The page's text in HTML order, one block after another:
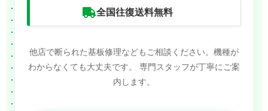
全国往復送料無料
他店で断られた基板修理などもご相談ください。機種が
わからなくても大丈夫です。
専門スタッフが丁寧にご案
内します。